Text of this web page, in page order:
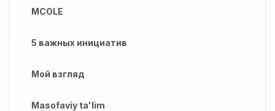
MCOLE
5 важных инициатив
Мой взгляд
Masofaviy ta'lim